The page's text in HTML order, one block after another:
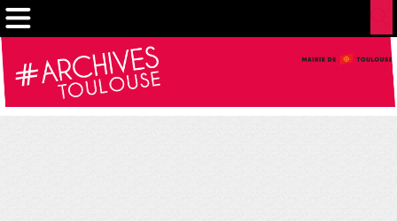
Gestion de vos préférences sur les cookies